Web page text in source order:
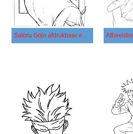
Satoru Gojo afdrukbaar eenvoudig